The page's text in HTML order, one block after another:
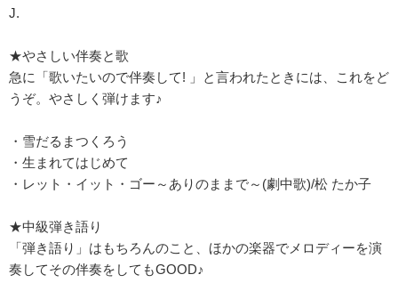
J.
★やさしい伴奏と歌
急に「歌いたいので伴奏して! 」と言われたときには、これをど
うぞ。やさしく弾けます♪
・雪だるまつくろう
・生まれてはじめて
・レット・イット・ゴー～ありのままで～(劇中歌)/松 たか子
★中級弾き語り
「弾き語り」はもちろんのこと、ほかの楽器でメロディーを演
奏してその伴奏をしてもGOOD♪